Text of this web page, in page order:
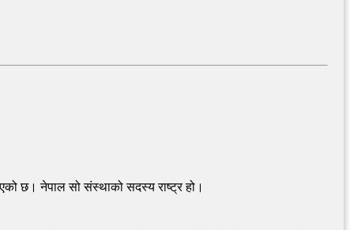
छ। नेपाल सो संस्थाको सदस्य राष्ट्र हो।